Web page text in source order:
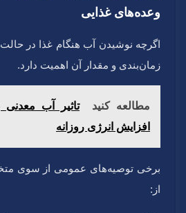
وعده‌های غذایی
اگرچه نوشیدن آب هنگام غذا در
زمان‌بندی و مقدار آن اهمیت دارد.
مطالعه کنید
تاثیر آب
افزایش انرژی روزانه
برخی توصیه‌های عمومی از سوی
از: